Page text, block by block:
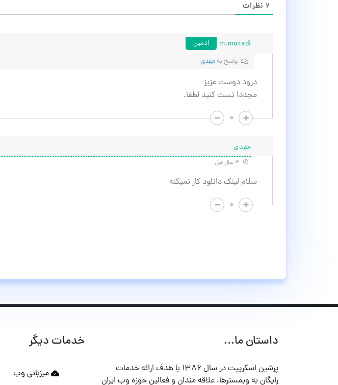
۲ نظرات
m.moradi
ادمین
پاسخ بهمهدی
درود دوست عزیز
مجددا تست کنید لطفا.
۰
مهدی
سلام لینک دانلود کار نمیکنه
۰
داستان ما...
پرشین اسکریپت در سال ۱۳۸۶ با هدف ارائه خدمات
رایگان به وبمسترها، علاقه مندان و فعالین حوزه وب ایران
خدمات دیگر
میزبانی وب